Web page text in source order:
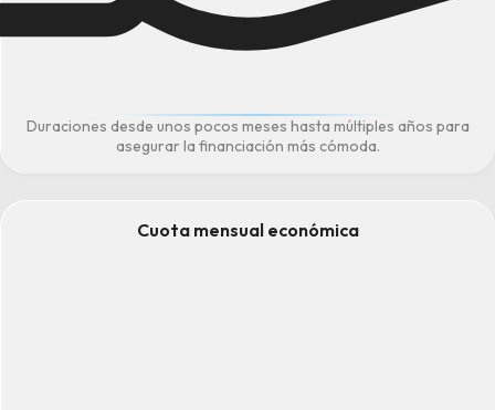
Duraciones desde unos pocos meses hasta múltiples años para
asegurar la financiación más cómoda.
Cuota mensual económica